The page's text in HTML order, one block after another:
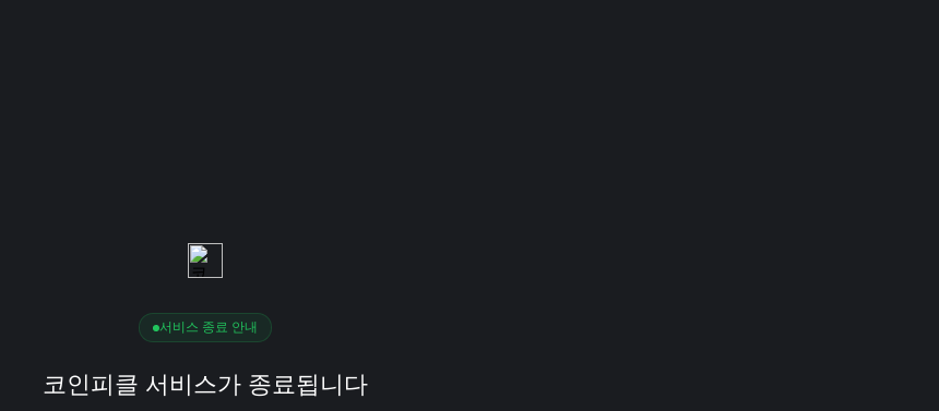
서비스 종료 안내
코인피클 서비스가 종료됩니다